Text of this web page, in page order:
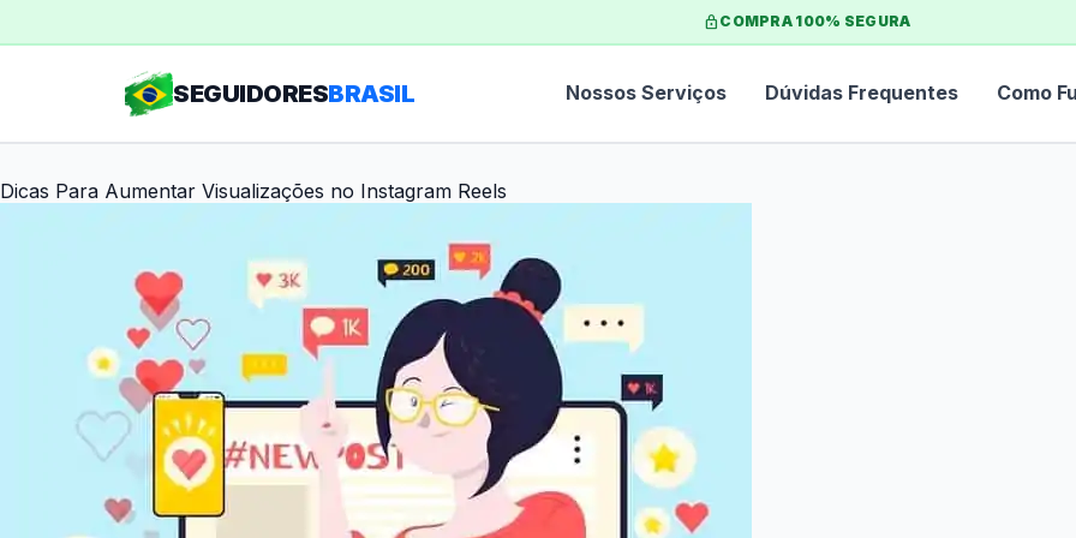
para
lock COMPRA 100% SEGURA
SEGUIDORESBRASIL Nossos Serviços Dúvidas Frequentes Como
Dicas Para Aumentar Visualizações no Instagram Reels